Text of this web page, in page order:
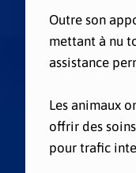
Outre son
mettant à nu
assistance
Les animaux
offrir des
pour trafic